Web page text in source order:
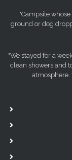
"Campsite
ground or dog
"We stayed for a
clean showers and
atmosphere.